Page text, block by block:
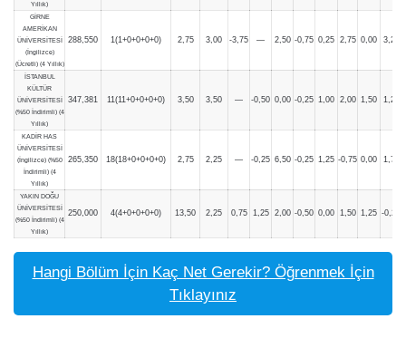
Yıllık)
GİRNE
AMERİKAN
ÜNİVERSİTESİ
(İngilizce)
(Ücretli) (4 Yıllık)
288,550 1(1+0+0+0+0) 2,75 3,00 -3,75 — 2,50 -0,75 0,25 2,75 0,00 3,25
İSTANBUL
KÜLTÜR
ÜNİVERSİTESİ
(%50 İndirimli) (4
Yıllık)
347,381 11(11+0+0+0+0) 3,50 3,50 — -0,50 0,00 -0,25 1,00 2,00 1,50 1,25
KADİR HAS
ÜNİVERSİTESİ
(İngilizce) (%50
İndirimli) (4
Yıllık)
265,350 18(18+0+0+0+0) 2,75 2,25 — -0,25 6,50 -0,25 1,25 -0,75 0,00 1,75
YAKIN DOĞU
ÜNİVERSİTESİ
(%50 İndirimli) (4
Yıllık)
250,000 4(4+0+0+0+0) 13,50 2,25 0,75 1,25 2,00 -0,50 0,00 1,50 1,25 -0,25
Hangi Bölüm İçin Kaç Net Gerekir? Öğrenmek İçin
Tıklayınız